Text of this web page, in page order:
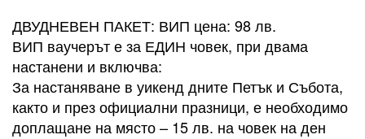
ДВУДНЕВЕН ПАКЕТ: ВИП цена: 98 лв.
ВИП ваучерът е за ЕДИН човек, при двама
настанени и включва:
За настаняване в уикенд дните Петък и Събота,
както и през официални празници, е необходимо
доплащане на място – 15 лв. на човек на ден